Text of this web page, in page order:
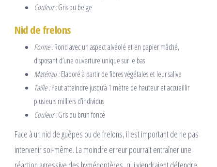
Couleur :Gris ou beige
Nid de frelons
Forme :Rond avec un aspect alvéolé et en papier mâché,
disposant d’une ouverture unique sur le bas
Matériau :Elaboré à partir de fibres végétales et leur salive
Taille :Peut atteindre jusqu’à 1 mètre de hauteur et accueillir
plusieurs milliers d’individus
Couleur :Gris ou brun foncé
Face à un nid de guêpes ou de frelons, il est important de ne pas
intervenir soi-même. La moindre erreur pourrait entraîner une